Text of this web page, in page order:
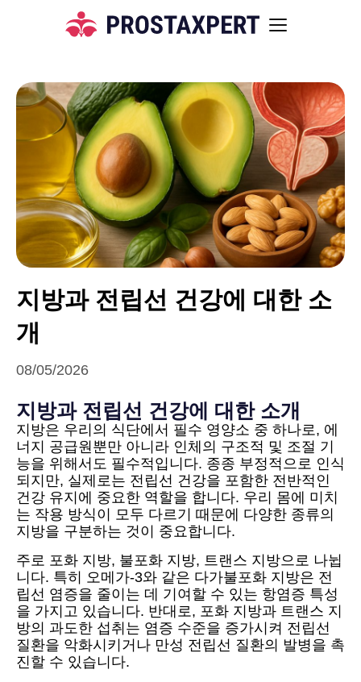
지방과 전립선 건강에 대한 소
개
08/05/2026
지방과 전립선 건강에 대한 소개
지방은 우리의 식단에서 필수 영양소 중 하나로, 에
너지 공급원뿐만 아니라 인체의 구조적 및 조절 기
능을 위해서도 필수적입니다. 종종 부정적으로 인식
되지만, 실제로는 전립선 건강을 포함한 전반적인
건강 유지에 중요한 역할을 합니다. 우리 몸에 미치
는 작용 방식이 모두 다르기 때문에 다양한 종류의
지방을 구분하는 것이 중요합니다.
주로 포화 지방, 불포화 지방, 트랜스 지방으로 나뉩
니다. 특히 오메가-3와 같은 다가불포화 지방은 전
립선 염증을 줄이는 데 기여할 수 있는 항염증 특성
을 가지고 있습니다. 반대로, 포화 지방과 트랜스 지
방의 과도한 섭취는 염증 수준을 증가시켜 전립선
질환을 악화시키거나 만성 전립선 질환의 발병을 촉
진할 수 있습니다.